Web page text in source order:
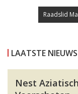
Raadslid
LAATSTE NIEUWS
Nest